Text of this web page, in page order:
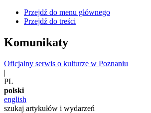
Przejdź do menu głównego
Przejdź do treści
Komunikaty
Oficjalny serwis o kulturze w Poznaniu
|
PL
polski
english
szukaj artykułów i wydarzeń